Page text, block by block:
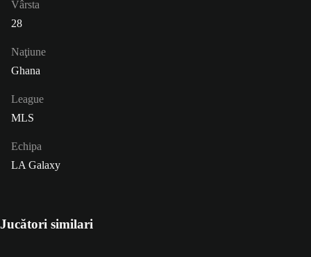
Vârsta
28
Naţiune
Ghana
League
MLS
Echipa
LA Galaxy
Jucători similari